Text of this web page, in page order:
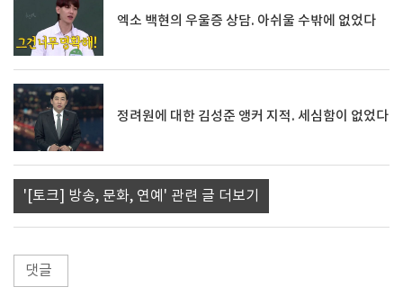
엑소 백현의 우울증 상담. 아쉬울 수밖에 없었다
정려원에 대한 김성준 앵커 지적. 세심함이 없었다
'[토크] 방송, 문화, 연예' 관련 글 더보기
댓글